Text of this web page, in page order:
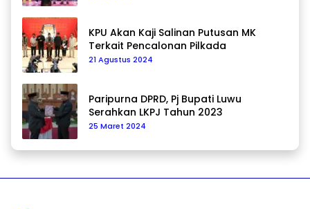
KPU Akan Kaji Salinan Putusan MK
Terkait Pencalonan Pilkada
21 Agustus 2024
Paripurna DPRD, Pj Bupati Luwu
Serahkan LKPJ Tahun 2023
25 Maret 2024